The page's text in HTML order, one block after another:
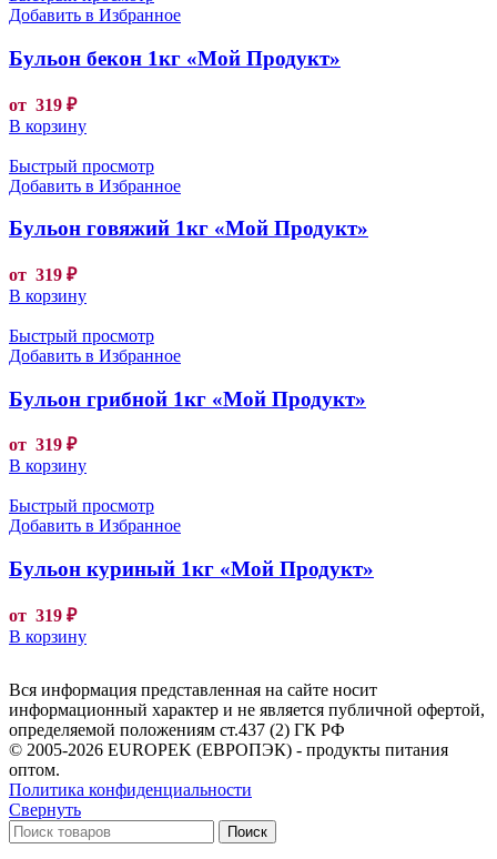
Добавить в Избранное
Бульон бекон 1кг «Мой Продукт»
от 319 ₽
В корзину
Быстрый просмотр
Добавить в Избранное
Бульон говяжий 1кг «Мой Продукт»
от 319 ₽
В корзину
Быстрый просмотр
Добавить в Избранное
Бульон грибной 1кг «Мой Продукт»
от 319 ₽
В корзину
Быстрый просмотр
Добавить в Избранное
Бульон куриный 1кг «Мой Продукт»
от 319 ₽
В корзину
Вся информация представленная на сайте носит
информационный характер и не является публичной офертой,
определяемой положениям ст.437 (2) ГК РФ
© 2005-2026 EUROPEK (ЕВРОПЭК) - продукты питания
оптом.
Политика конфиденциальности
Свернуть
Поиск